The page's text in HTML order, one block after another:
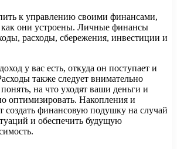
к управлению своими финансами,
как они устроены. Личные финансы
расходы, сбережения, инвестиции и
у вас есть, откуда он поступает и
также следует внимательно
на что уходят ваши деньги и
оптимизировать. Накопления и
создать финансовую подушку на случай
и обеспечить будущую